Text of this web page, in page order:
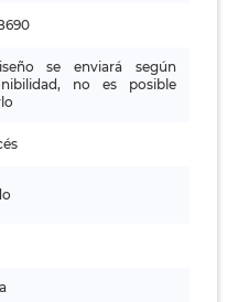
se enviará según
no es posible